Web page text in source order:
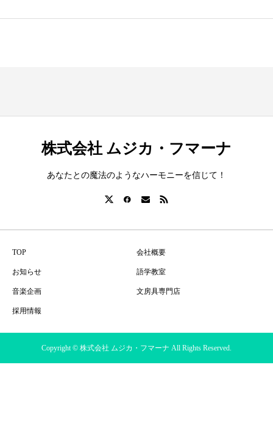
株式会社 ムジカ・フマーナ
あなたとの魔法のようなハーモニーを信じて！
TOP 会社概要
お知らせ 語学教室
音楽企画 文房具専門店
採用情報
Copyright © 株式会社 ムジカ・フマーナ All Rights Reserved.